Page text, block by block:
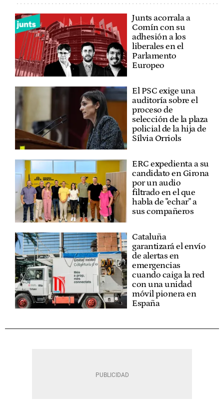
Junts acorrala a
Comín con su
adhesión a los
liberales en el
Parlamento
Europeo
El PSC exige una
auditoría sobre el
proceso de
selección de la plaza
policial de la hija de
Sílvia Orriols
ERC expedienta a su
candidato en Girona
por un audio
filtrado en el que
habla de "echar" a
sus compañeros
Cataluña
garantizará el envío
de alertas en
emergencias
cuando caiga la red
con una unidad
móvil pionera en
España